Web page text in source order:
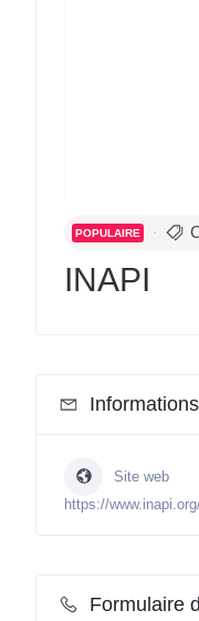
POPULAIRE
INAPI
Site web
https://
Formulaire